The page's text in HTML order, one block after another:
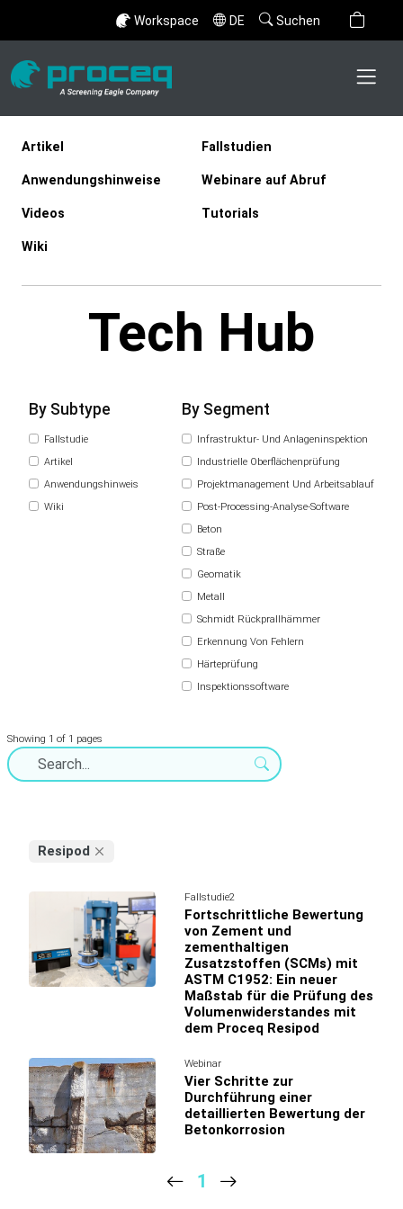
Workspace DE Suchen
Artikel Fallstudien
Anwendungshinweise Webinare auf Abruf
Videos Tutorials
Wiki
Tech Hub
By Subtype
Fallstudie
Artikel
Anwendungshinweis
Wiki
By Segment
Infrastruktur- Und Anlageninspektion
Industrielle Oberflächenprüfung
Projektmanagement Und Arbeitsablauf
Post-Processing-Analyse-Software
Beton
Straße
Geomatik
Metall
Schmidt Rückprallhämmer
Erkennung Von Fehlern
Härteprüfung
Inspektionssoftware
Showing 1 of 1 pages
Resipod
Fallstudie2
Fortschrittliche Bewertung
von Zement und
zementhaltigen
Zusatzstoffen (SCMs) mit
ASTM C1952: Ein neuer
Maßstab für die Prüfung des
Volumenwiderstandes mit
dem Proceq Resipod
Webinar
Vier Schritte zur
Durchführung einer
detaillierten Bewertung der
Betonkorrosion
1